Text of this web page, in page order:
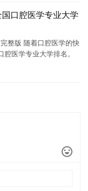
口腔医学专业大学
整版 随着口腔医学的快
医学专业大学排名。